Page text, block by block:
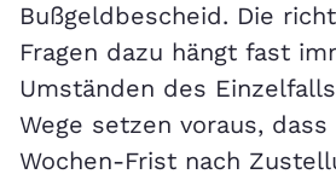
Bußgeldbescheid. Die
Fragen dazu hängt fast
Umständen des
Wege setzen voraus,
Wochen-Frist nach